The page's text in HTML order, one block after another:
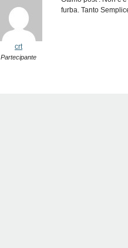
crt
Partecipante
furba. Tanto